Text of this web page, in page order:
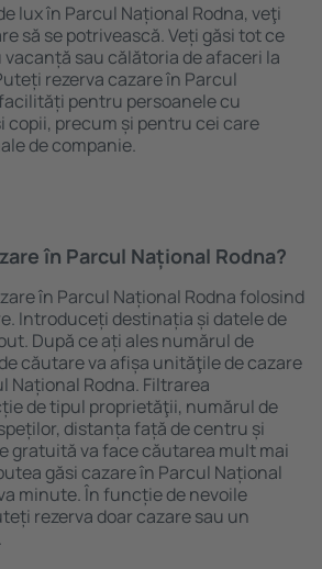
lux în Parcul Național Rodna, veţi
să se potrivească. Veți găsi tot ce
sau călătoria de afaceri la
rezerva cazare în Parcul
pentru persoanele cu
copii, precum și pentru cei care
de companie.
în Parcul Național Rodna?
în Parcul Național Rodna folosind
Introduceți destinația și datele de
După ce ați ales numărul de
căutare va afișa unităţile de cazare
Național Rodna. Filtrarea
de tipul proprietăţii, numărul de
distanța față de centru și
gratuită va face căutarea mult mai
găsi cazare în Parcul Național
minute. În funcție de nevoile
rezerva doar cazare sau un